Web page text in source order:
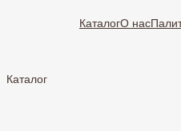
КаталогО нас
Каталог